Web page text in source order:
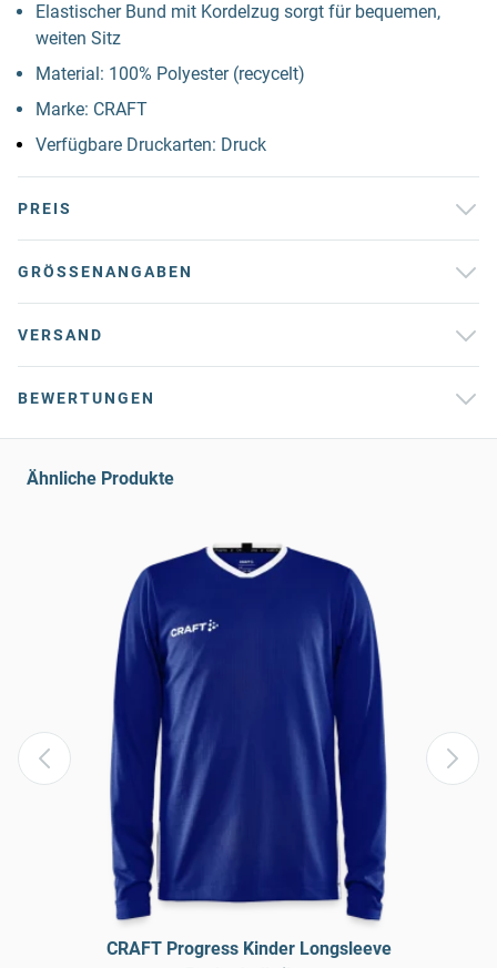
Elastischer Bund mit Kordelzug sorgt für bequemen,
weiten Sitz
Material: 100% Polyester (recycelt)
Marke: CRAFT
Verfügbare Druckarten: Druck
PREIS
GRÖSSENANGABEN
VERSAND
BEWERTUNGEN
Ähnliche Produkte
CRAFT Progress Kinder Longsleeve